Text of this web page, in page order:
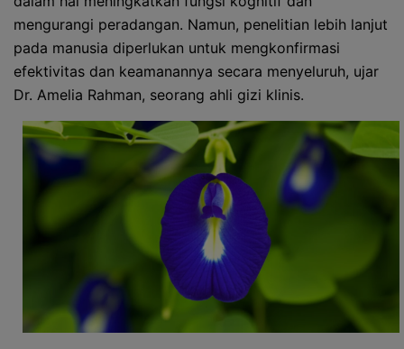
mengurangi peradangan. Namun, penelitian lebih lanjut
pada manusia diperlukan untuk mengkonfirmasi
efektivitas dan keamanannya secara menyeluruh, ujar
Dr. Amelia Rahman, seorang ahli gizi klinis.